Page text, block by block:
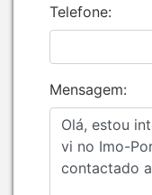
Telefone:
Mensagem: